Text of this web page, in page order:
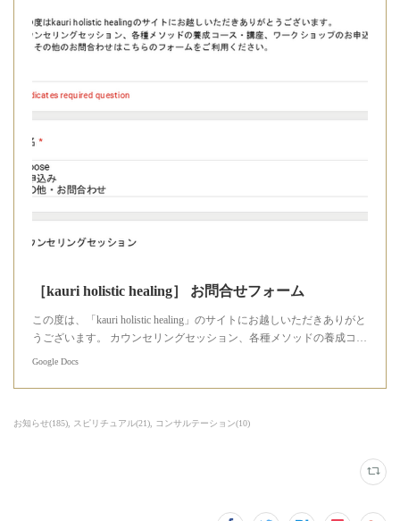
［kauri holistic healing］ お問合せフォーム
この度は、「kauri holistic healing」のサイトにお越しいただきありがと
うございます。 カウンセリングセッション、各種メソッドの養成コ…
Google Docs
お知らせ(185) スピリチュアル(21) コンサルテーション(10)